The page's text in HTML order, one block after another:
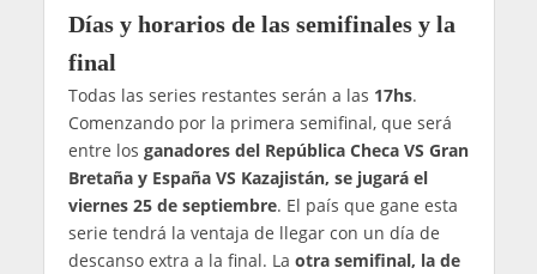
Días y horarios de las semifinales y la
final
Todas las series restantes serán a las 17hs.
Comenzando por la primera semifinal, que será
entre los ganadores del República Checa VS Gran
Bretaña y España VS Kazajistán, se jugará el
viernes 25 de septiembre. El país que gane esta
serie tendrá la ventaja de llegar con un día de
descanso extra a la final. La otra semifinal, la de